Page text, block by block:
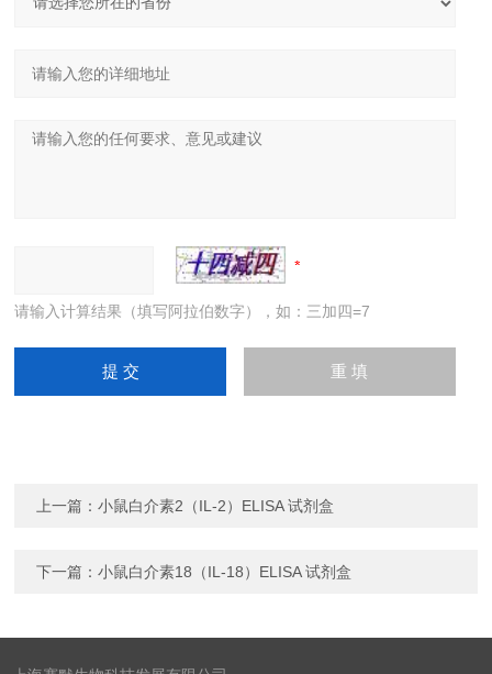
请输入计算结果（填写阿拉伯数字），如：三加四=7
上一篇：小鼠白介素2（IL-2）ELISA 试剂盒
下一篇：小鼠白介素18（IL-18）ELISA 试剂盒